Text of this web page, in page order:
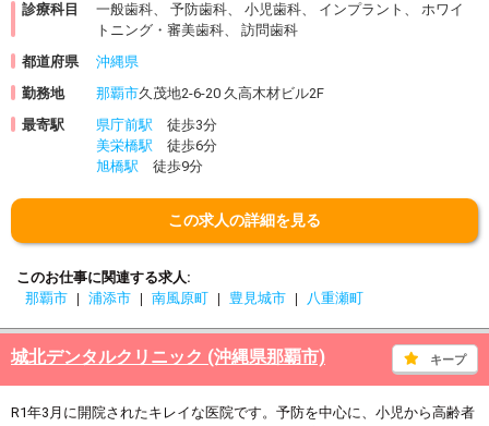
診療科目
一般歯科、 予防歯科、 小児歯科、 インプラント、 ホワイ
トニング・審美歯科、 訪問歯科
都道府県
沖縄県
勤務地
那覇市久茂地2-6-20 久高木材ビル2F
最寄駅
県庁前駅 徒歩3分
美栄橋駅 徒歩6分
旭橋駅 徒歩9分
この求人の詳細を見る
このお仕事に関連する求人
那覇市
浦添市 南風原町 豊見城市 八重瀬町
キープ
城北デンタルクリニック (沖縄県那覇市)
R1年3月に開院されたキレイな医院です。予防を中心に、小児から高齢者